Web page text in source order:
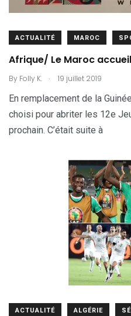
ACTUALITÉ MAROC
Afrique/ Le Maroc
By Folly K. . 19 juillet 2019
En remplacement de la
choisi pour abriter les 12e
prochain. C’était suite à
ACTUALITÉ ALGÉRIE